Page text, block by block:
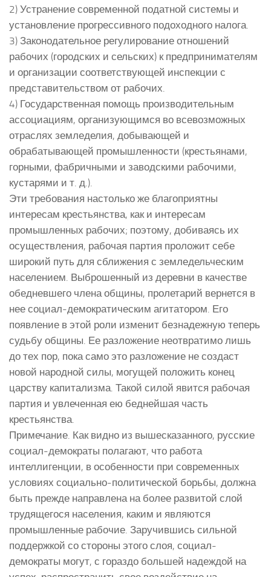
2) Устранение современной податной системы и
установление прогрессивного подоходного налога.
3) Законодательное регулирование отношений
рабочих (городских и сельских) к предпринимателям
и организации соответствующей инспекции с
представительством от рабочих.
4) Государственная помощь производительным
ассоциациям, организующимся во всевозможных
отраслях земледелия, добывающей и
обрабатывающей промышленности (крестьянами,
горными, фабричными и заводскими рабочими,
кустарями и т. д.).
Эти требования настолько же благоприятны
интересам крестьянства, как и интересам
промышленных рабочих; поэтому, добиваясь их
осуществления, рабочая партия проложит себе
широкий путь для сближения с земледельческим
населением. Выброшенный из деревни в качестве
обедневшего члена общины, пролетарий вернется в
нее социал-демократическим агитатором. Его
появление в этой роли изменит безнадежную теперь
судьбу общины. Ее разложение неотвратимо лишь
до тех пор, пока само это разложение не создаст
новой народной силы, могущей положить конец
царству капитализма. Такой силой явится рабочая
партия и увлеченная ею беднейшая часть
крестьянства.
Примечание. Как видно из вышесказанного, русские
социал-демократы полагают, что работа
интеллигенции, в особенности при современных
условиях социально-политической борьбы, должна
быть прежде направлена на более развитой слой
трудящегося населения, каким и являются
промышленные рабочие. Заручившись сильной
поддержкой со стороны этого слоя, социал-
демократы могут, с гораздо большей надеждой на